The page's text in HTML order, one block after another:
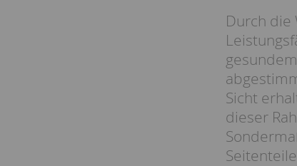
Durch die
Sicht
dieser